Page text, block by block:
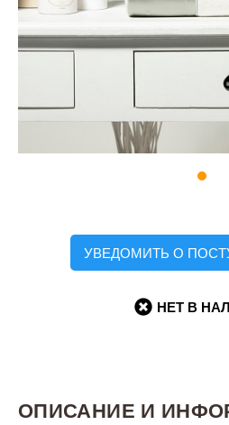
УВЕДОМИТЬ О
НЕТ В
ОПИСАНИЕ И